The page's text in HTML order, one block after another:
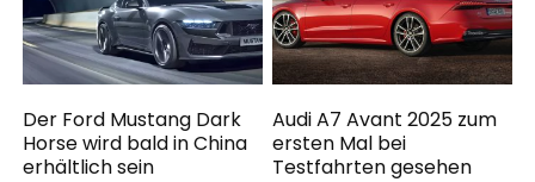
Der Ford Mustang Dark
Horse wird bald in China
erhältlich sein
Audi A7 Avant 2025 zum
ersten Mal bei
Testfahrten gesehen